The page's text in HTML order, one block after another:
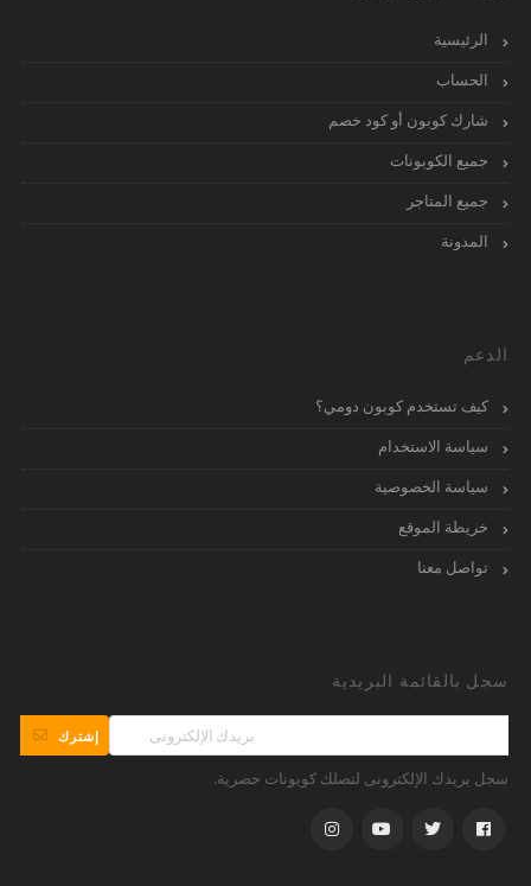
الرئيسية
الحساب
شارك كوبون أو كود خصم
جميع الكوبونات
جميع المتاجر
المدونة
الدعم
كيف تستخدم كوبون دومي؟
سياسة الاستخدام
سياسة الخصوصية
خريطة الموقع
تواصل معنا
سجل بالقائمة البريدية
إشترك
سجل بريدك الإلكترونى لتصلك كوبونات حصرية.